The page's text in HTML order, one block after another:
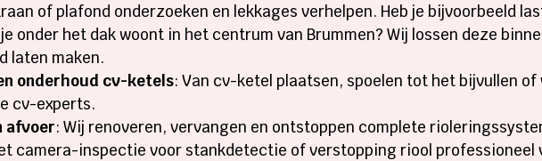
of plafond onderzoeken en lekkages verhelpen. Heb je bijvoorbeeld
onder het dak woont in het centrum van Brummen? Wij lossen deze
laten maken.
onderhoud cv-ketels: Van cv-ketel plaatsen, spoelen tot het bijvullen
cv-experts.
afvoer: Wij renoveren, vervangen en ontstoppen complete
camera-inspectie voor stankdetectie of verstopping riool professioneel